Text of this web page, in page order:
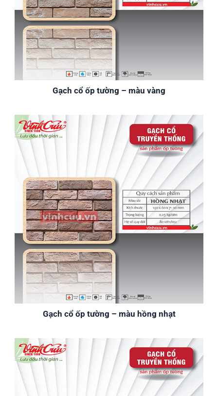
Gạch cổ ốp tường – màu vàng
Gạch cổ ốp tường – màu hồng nhạt